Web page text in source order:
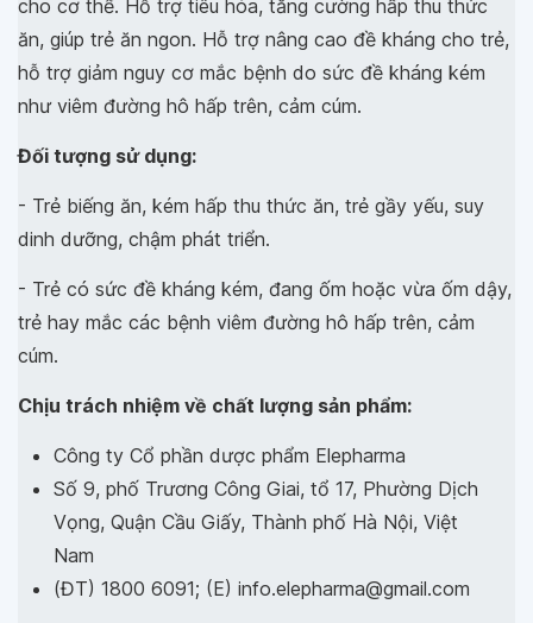
cho cơ thể. Hỗ trợ tiêu hóa, tăng cường hấp thu thức
ăn, giúp trẻ ăn ngon. Hỗ trợ nâng cao đề kháng cho trẻ,
hỗ trợ giảm nguy cơ mắc bệnh do sức đề kháng kém
như viêm đường hô hấp trên, cảm cúm.
Đối tượng sử dụng:
- Trẻ biếng ăn, kém hấp thu thức ăn, trẻ gầy yếu, suy
dinh dưỡng, chậm phát triển.
- Trẻ có sức đề kháng kém, đang ốm hoặc vừa ốm dậy,
trẻ hay mắc các bệnh viêm đường hô hấp trên, cảm
cúm.
Chịu trách nhiệm về chất lượng sản phẩm:
Công ty Cổ phần dược phẩm Elepharma
Số 9, phố Trương Công Giai, tổ 17, Phường Dịch
Vọng, Quận Cầu Giấy, Thành phố Hà Nội, Việt
Nam
(ĐT) 1800 6091; (E) info.elepharma@gmail.com